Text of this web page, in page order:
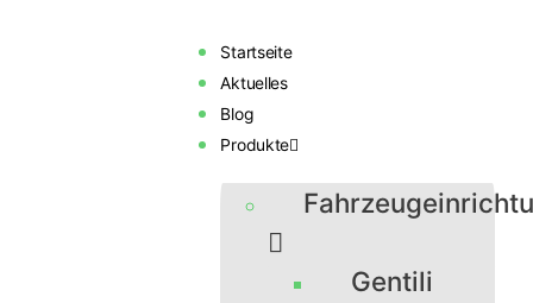
Startseite
Aktuelles
Blog
Produkte
Gentili